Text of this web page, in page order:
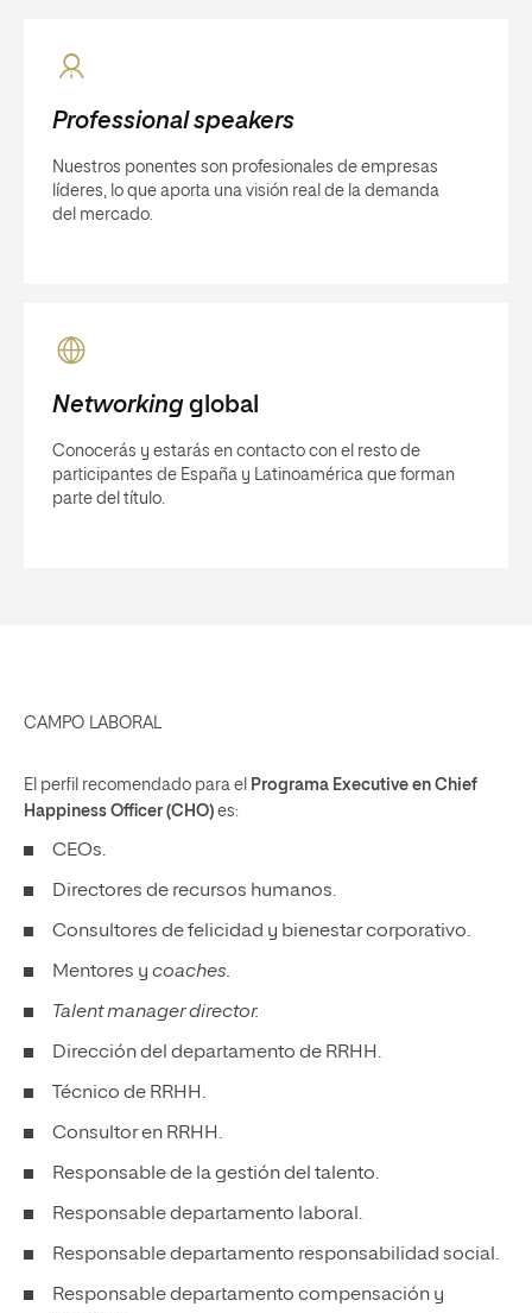
Professional speakers
Nuestros ponentes son profesionales de empresas
líderes, lo que aporta una visión real de la demanda
del mercado.
Networkingglobal
Conocerás y estarás en contacto con el resto de
participantes de España y Latinoamérica que forman
parte del título.
CAMPO LABORAL
El perfil recomendado para el Programa Executive en Chief
Happiness Officer (CHO) es:
CEOs.
Directores de recursos humanos.
Consultores de felicidad y bienestar corporativo.
Mentores y coaches.
Talent manager director.
Dirección del departamento de RRHH.
Técnico de RRHH.
Consultor en RRHH.
Responsable de la gestión del talento.
Responsable departamento laboral.
Responsable departamento responsabilidad social.
Responsable departamento compensación y